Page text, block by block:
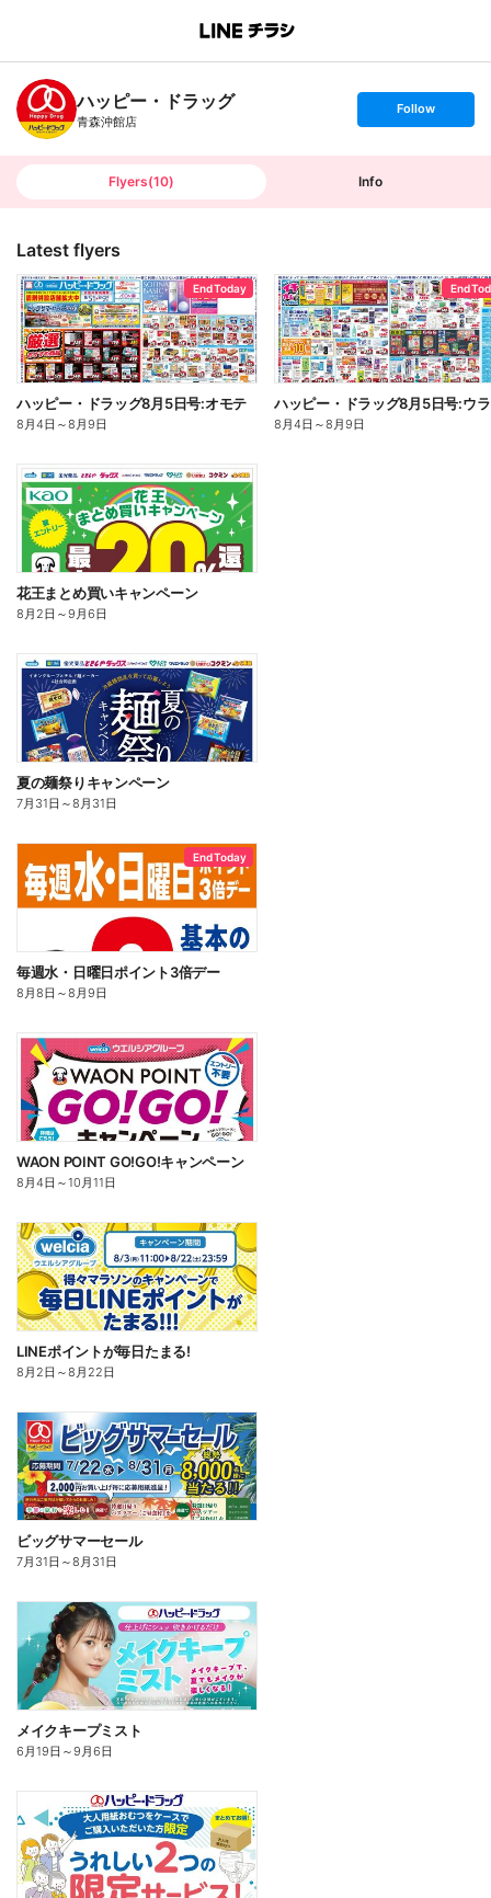
B
n
c
h
T
ハッピー・ドラッグ
青森沖館店
s
t
o
Follow
Flyers(10) Info
Latest flyers
End Today
ハッピー・ドラッグ8月5日号:オモテ
8月4日 ～8月9日
End
ハッピー・ドラッグ8月5日号:ウラ
8月4日 ～8月9日
花王まとめ買いキャンペーン
8月2日 ～9月6日
夏の麺祭りキャンペーン
7月31日 ～8月31日
End Today
毎週水・日曜日ポイント3倍デー
8月8日 ～8月9日
WAON POINT GO!GO!キャンペーン
8月4日 ～10月11日
LINEポイントが毎日たまる!
8月2日 ～8月22日
ビッグサマーセール
7月31日 ～8月31日
メイクキープミスト
6月19日 ～9月6日